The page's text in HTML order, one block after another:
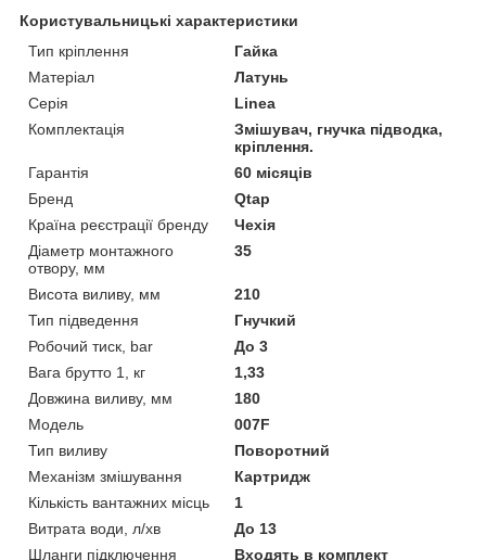
Користувальницькі характеристики
Тип кріплення
Гайка
Матеріал
Латунь
Серія
Linea
Комплектація
Змішувач, гнучка підводка,
кріплення.
Гарантія
60 місяців
Бренд
Qtap
Країна реєстрації бренду
Чехія
Діаметр монтажного
отвору, мм
35
Висота виливу, мм
210
Тип підведення
Гнучкий
Робочий тиск, bar
До 3
Вага брутто 1, кг
1,33
Довжина виливу, мм
180
Модель
007F
Тип виливу
Поворотний
Механізм змішування
Картридж
Кількість вантажних місць
1
Витрата води, л/хв
До 13
Шланги підключення
Входять в комплект